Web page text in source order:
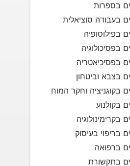
בספרות
בעבודה סוציאלית
בפילוסופיה
בפסיכולוגיה
בפסיכיאטריה
בצבא וביטחון
בקוגניציה וחקר המוח
בקולנוע
בקרימינולוגיה
בריפוי בעיסוק
ברפואה
בתקשורת